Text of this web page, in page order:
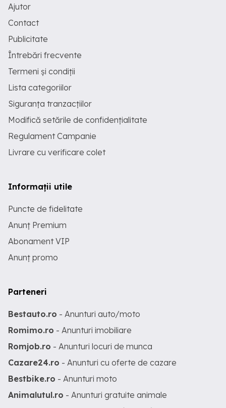
Ajutor
Contact
Publicitate
Întrebări frecvente
Termeni și condiții
Lista categoriilor
Siguranța tranzacțiilor
Modifică setările de confidențialitate
Regulament Campanie
Livrare cu verificare colet
Informații utile
Puncte de fidelitate
Anunț Premium
Abonament VIP
Anunț promo
Parteneri
Bestauto.ro - Anunturi auto/moto
Romimo.ro - Anunturi imobiliare
Romjob.ro - Anunturi locuri de munca
Cazare24.ro - Anunturi cu oferte de cazare
Bestbike.ro - Anunturi moto
Animalutul.ro - Anunturi gratuite animale